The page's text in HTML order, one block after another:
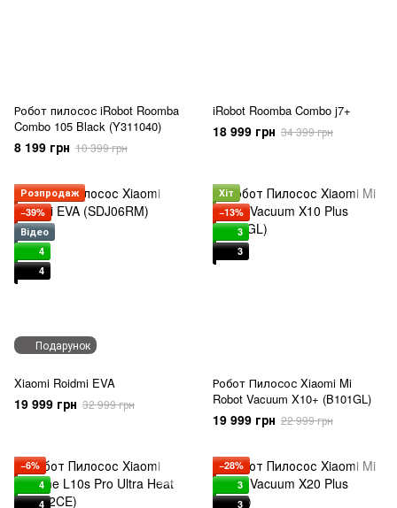
Робот пилосос iRobot Roomba
Combo 105 Black (Y311040)
8 199 грн 10 399 грн
iRobot Roomba Combo j7+
18 999 грн 34 399 грн
Подарунок
Розпродаж
−39%
Відео
4
4
Xiaomi Roidmi EVA
19 999 грн 32 999 грн
Хіт
−13%
3
3
Робот Пилосос Xiaomi Mi
Robot Vacuum X10+ (B101GL)
19 999 грн 22 999 грн
−6%
4
4
−28%
3
3